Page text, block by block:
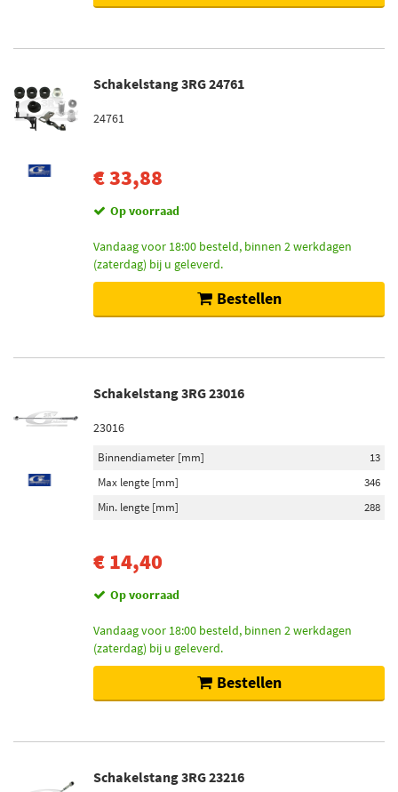
Schakelstang 3RG 24761
24761
€ 33,88
Op voorraad
Vandaag voor 18:00 besteld, binnen 2 werkdagen
(zaterdag) bij u geleverd.
Bestellen
Schakelstang 3RG 23016
23016
Binnendiameter [mm]
13
Max lengte [mm]
346
Min. lengte [mm]
288
€ 14,40
Op voorraad
Vandaag voor 18:00 besteld, binnen 2 werkdagen
(zaterdag) bij u geleverd.
Bestellen
Schakelstang 3RG 23216